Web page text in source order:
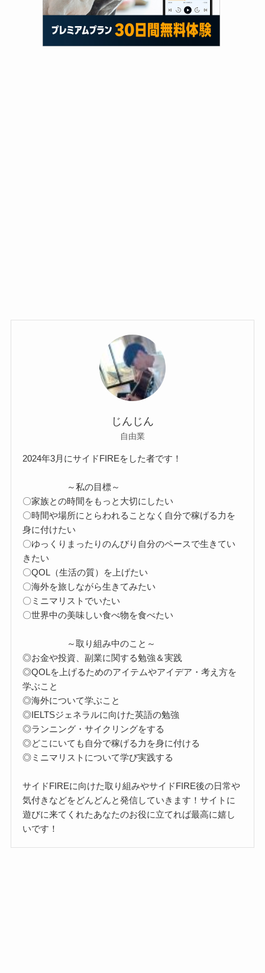
じんじん
自由業
2024年3月にサイドFIREをした者です！
～私の目標～
〇家族との時間をもっと大切にしたい
〇時間や場所にとらわれることなく自分で稼げる力を
身に付けたい
〇ゆっくりまったりのんびり自分のペースで生きてい
きたい
〇QOL（生活の質）を上げたい
〇海外を旅しながら生きてみたい
〇ミニマリストでいたい
〇世界中の美味しい食べ物を食べたい
～取り組み中のこと～
◎お金や投資、副業に関する勉強＆実践
◎QOLを上げるためのアイテムやアイデア・考え方を
学ぶこと
◎海外について学ぶこと
◎IELTSジェネラルに向けた英語の勉強
◎ランニング・サイクリングをする
◎どこにいても自分で稼げる力を身に付ける
◎ミニマリストについて学び実践する
サイドFIREに向けた取り組みやサイドFIRE後の日常や
気付きなどをどんどんと発信していきます！サイトに
遊びに来てくれたあなたのお役に立てれば最高に嬉し
いです！